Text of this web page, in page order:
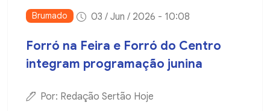
Brumado 03 / Jun / 2026 - 10:08
Forró na Feira e Forró do Centro
integram programação junina
Por: Redação Sertão Hoje